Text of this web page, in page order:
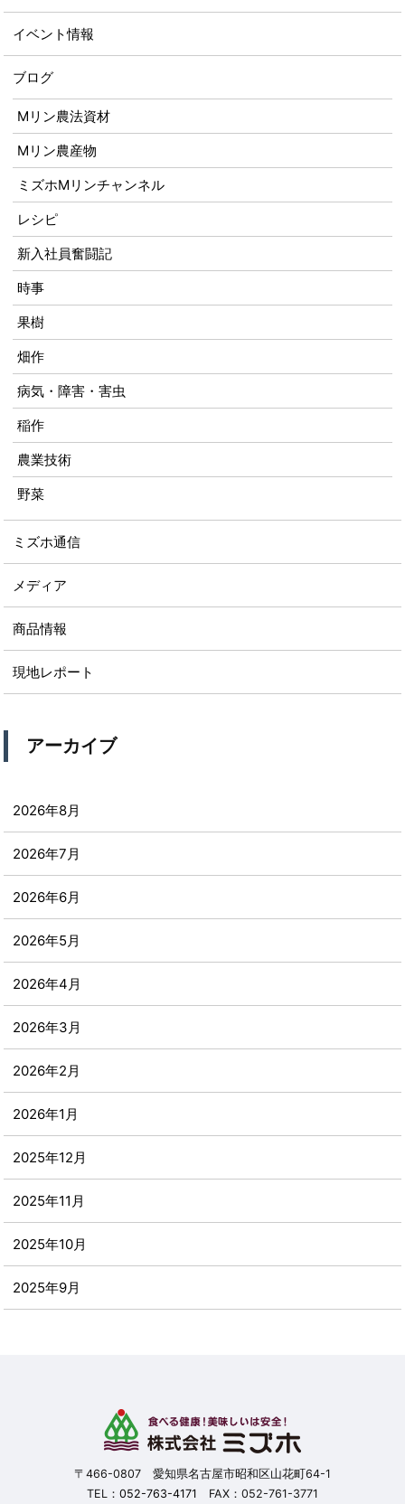
イベント情報
ブログ
Mリン農法資材
Mリン農産物
ミズホMリンチャンネル
レシピ
新入社員奮闘記
時事
果樹
畑作
病気・障害・害虫
稲作
農業技術
野菜
ミズホ通信
メディア
商品情報
現地レポート
アーカイブ
2026年8月
2026年7月
2026年6月
2026年5月
2026年4月
2026年3月
2026年2月
2026年1月
2025年12月
2025年11月
2025年10月
2025年9月
〒466-0807 愛知県名古屋市昭和区山花町64-1
TEL： 052-763-4171 FAX：052-761-3771